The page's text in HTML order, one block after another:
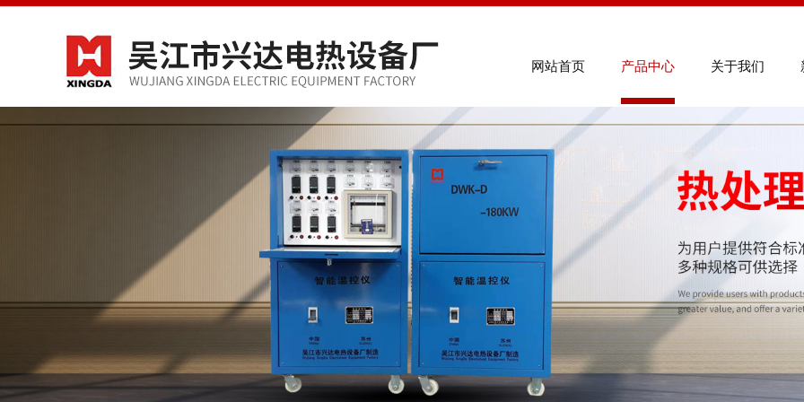
网站首页 产品中心 关于我们